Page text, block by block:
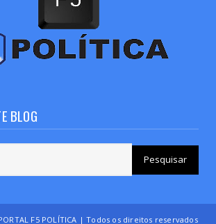
BLOG
F5 POLÍTICA | Todos os direitos reservados